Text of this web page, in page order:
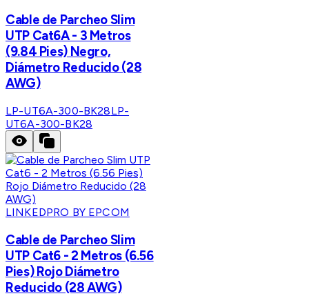
Cable de Parcheo Slim
UTP Cat6A - 3 Metros
(9.84 Pies) Negro,
Diámetro Reducido (28
AWG)
LP-UT6A-300-BK28LP-
UT6A-300-BK28
LINKEDPRO BY EPCOM
Cable de Parcheo Slim
UTP Cat6 - 2 Metros (6.56
Pies) Rojo Diámetro
Reducido (28 AWG)